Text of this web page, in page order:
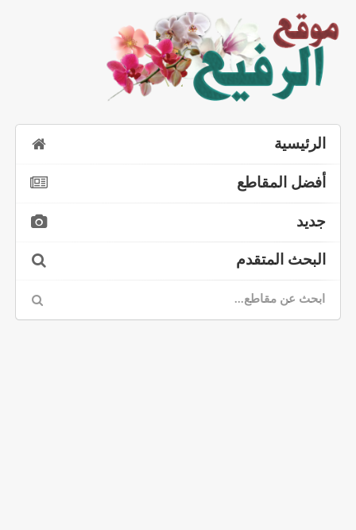
الرئيسية
أفضل المقاطع
جديد
البحث المتقدم